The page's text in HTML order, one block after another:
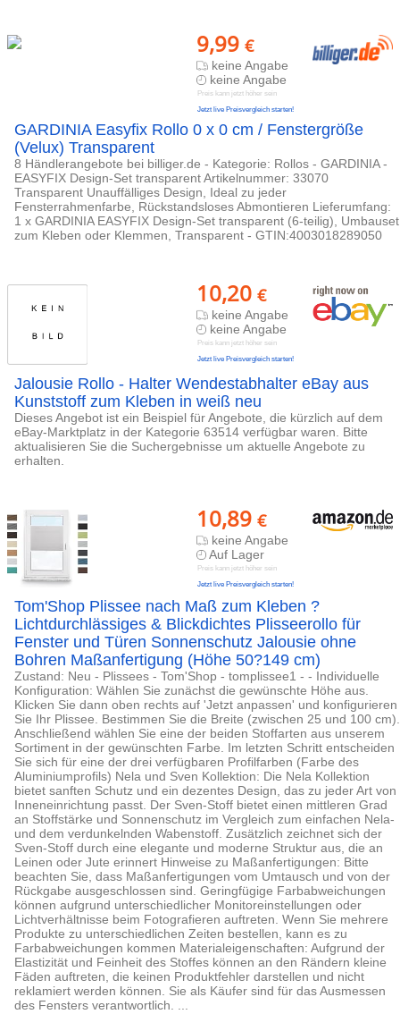
9,99 €
keine Angabe
keine Angabe
Preis kann jetzt höher sein
Jetzt live Preisvergleich starten!
GARDINIA Easyfix Rollo 0 x 0 cm / Fenstergröße
(Velux) Transparent
8 Händlerangebote bei billiger.de - Kategorie: Rollos - GARDINIA -
EASYFIX Design-Set transparent Artikelnummer: 33070
Transparent Unauffälliges Design, Ideal zu jeder
Fensterrahmenfarbe, Rückstandsloses Abmontieren Lieferumfang:
1 x GARDINIA EASYFIX Design-Set transparent (6-teilig), Umbauset
zum Kleben oder Klemmen, Transparent - GTIN:4003018289050
10,20 €
keine Angabe
keine Angabe
Preis kann jetzt höher sein
Jetzt live Preisvergleich starten!
Jalousie Rollo - Halter Wendestabhalter eBay aus
Kunststoff zum Kleben in weiß neu
Dieses Angebot ist ein Beispiel für Angebote, die kürzlich auf dem
eBay-Marktplatz in der Kategorie 63514 verfügbar waren. Bitte
aktualisieren Sie die Suchergebnisse um aktuelle Angebote zu
erhalten.
10,89 €
keine Angabe
Auf Lager
Preis kann jetzt höher sein
Jetzt live Preisvergleich starten!
Tom'Shop Plissee nach Maß zum Kleben ?
Lichtdurchlässiges & Blickdichtes Plisseerollo für
Fenster und Türen Sonnenschutz Jalousie ohne
Bohren Maßanfertigung (Höhe 50?149 cm)
Zustand: Neu - Plissees - Tom'Shop - tomplissee1 - - Individuelle
Konfiguration: Wählen Sie zunächst die gewünschte Höhe aus.
Klicken Sie dann oben rechts auf 'Jetzt anpassen' und konfigurieren
Sie Ihr Plissee. Bestimmen Sie die Breite (zwischen 25 und 100 cm).
Anschließend wählen Sie eine der beiden Stoffarten aus unserem
Sortiment in der gewünschten Farbe. Im letzten Schritt entscheiden
Sie sich für eine der drei verfügbaren Profilfarben (Farbe des
Aluminiumprofils) Nela und Sven Kollektion: Die Nela Kollektion
bietet sanften Schutz und ein dezentes Design, das zu jeder Art von
Inneneinrichtung passt. Der Sven-Stoff bietet einen mittleren Grad
an Stoffstärke und Sonnenschutz im Vergleich zum einfachen Nela-
und dem verdunkelnden Wabenstoff. Zusätzlich zeichnet sich der
Sven-Stoff durch eine elegante und moderne Struktur aus, die an
Leinen oder Jute erinnert Hinweise zu Maßanfertigungen: Bitte
beachten Sie, dass Maßanfertigungen vom Umtausch und von der
Rückgabe ausgeschlossen sind. Geringfügige Farbabweichungen
können aufgrund unterschiedlicher Monitoreinstellungen oder
Lichtverhältnisse beim Fotografieren auftreten. Wenn Sie mehrere
Produkte zu unterschiedlichen Zeiten bestellen, kann es zu
Farbabweichungen kommen Materialeigenschaften: Aufgrund der
Elastizität und Feinheit des Stoffes können an den Rändern kleine
Fäden auftreten, die keinen Produktfehler darstellen und nicht
reklamiert werden können. Sie als Käufer sind für das Ausmessen
des Fensters verantwortlich. ...